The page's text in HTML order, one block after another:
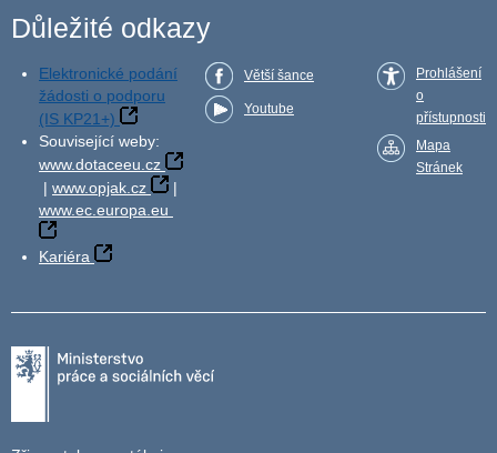
Důležité odkazy
Elektronické podání
žádosti o podporu
(IS KP21+)
Související weby:
www.dotaceeu.cz
| www.opjak.cz
|
www.ec.europa.eu
Kariéra
Větší šance
Youtube
Prohlášení
o
přístupnosti
Mapa
Stránek